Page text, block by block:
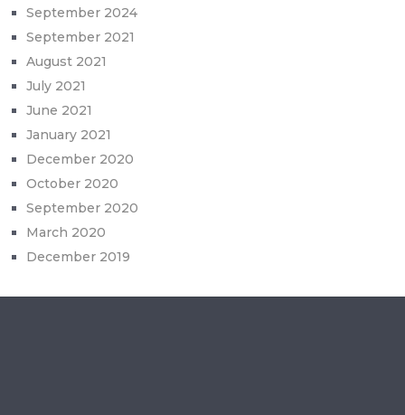
September 2024
September 2021
August 2021
July 2021
June 2021
January 2021
December 2020
October 2020
September 2020
March 2020
December 2019